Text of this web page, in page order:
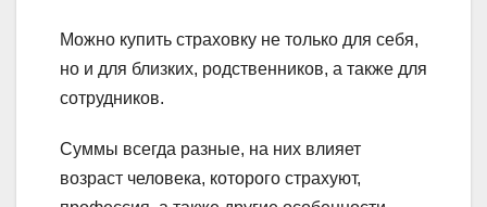
Можно купить страховку не только для себя,
но и для близких, родственников, а также для
сотрудников.
Суммы всегда разные, на них влияет
возраст человека, которого страхуют,